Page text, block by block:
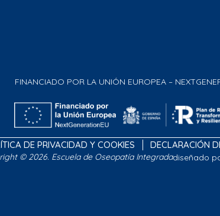
FINANCIADO POR LA UNIÓN EUROPEA –
DE PRIVACIDAD Y COOKIES DECLARACIÓN
© 2026. Escuela de Oseopatía Integradadiseñado